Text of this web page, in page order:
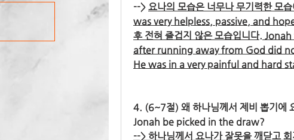
--> 요나의 모습은 너무나 무기력한 모
was very helpless, passive, and
후 전혀 즐겁지 않은 모습입니다.
after running away from God did
He was in a very painful and hard
4. (6~7절) 왜 하나님께서 제비 뽑기
Jonah be picked in the draw?
--> 하나님께서 요나가 잘못을 깨닫고